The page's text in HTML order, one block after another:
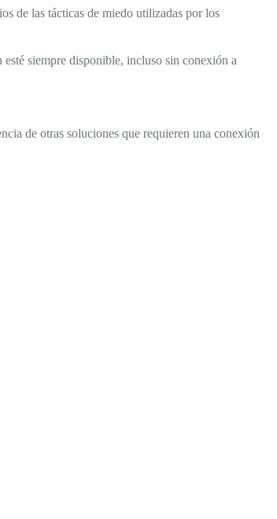
de las tácticas de miedo utilizadas por los
siempre disponible, incluso sin conexión a
de otras soluciones que requieren una conexión